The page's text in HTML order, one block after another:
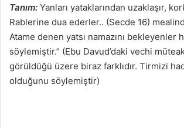
Tanım: Yanları yataklarından uzaklaşır,
Rablerine dua ederler.. (Secde 16)
Atame denen yatsı namazını bekleyenler
söylemiştir.” (Ebu Davud’daki vechi
görüldüğü üzere biraz farklıdır. Tirmizi
olduğunu söylemiştir)